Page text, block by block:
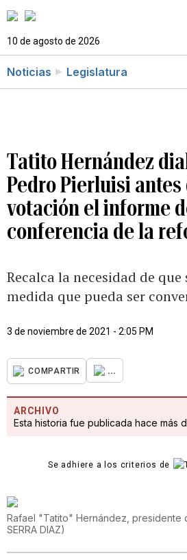
10 de agosto de 2026
Noticias Legislatura
Tatito Hernández
Pedro Pierluisi antes
votación el informe
conferencia de la
Recalca la necesidad de
medida que pueda ser
3 de noviembre de 2021 - 2:05 PM
COMPARTIR ...
ARCHIVO
Esta historia fue publicada hace más
Se adhiere a los criterios de
Rafael "Tatito" Hernández, presidente
SERRA DIAZ)